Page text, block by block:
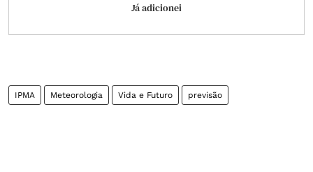
Já adicionei
IPMA Meteorologia Vida e Futuro previsão